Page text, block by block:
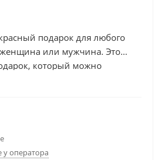
подарок для любого
женщина или мужчина. Это
который можно
личной жизни, так и в
свои планы и не
ежедневник – это
у оператора